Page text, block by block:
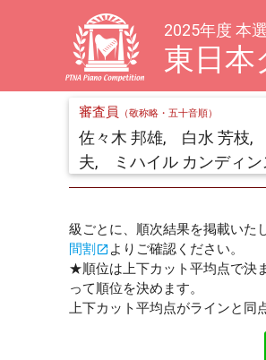
2025年度 本
東日本
審査員 （敬称略・五十音順）
佐々木 邦雄, 白水 芳枝
夫, ミハイル カンディン
級ごとに、順次結果を掲載いた
間割open_in_new よりご確認ください。
★順位は上下カット平均点で決
って順位を決めます。
上下カット平均点がラインと同